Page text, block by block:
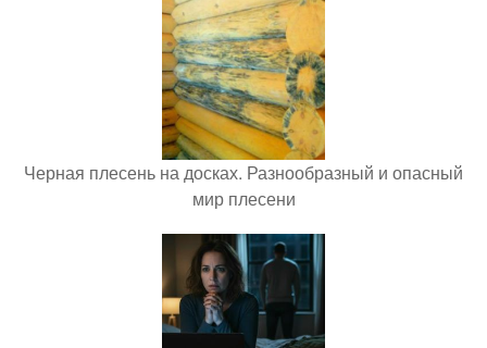
Черная плесень на досках. Разнообразный и опасный
мир плесени